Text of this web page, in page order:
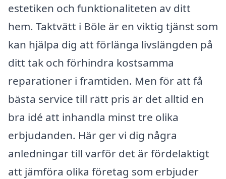
estetiken och funktionaliteten av ditt
hem. Taktvätt i Böle är en viktig tjänst som
kan hjälpa dig att förlänga livslängden på
ditt tak och förhindra kostsamma
reparationer i framtiden. Men för att få
bästa service till rätt pris är det alltid en
bra idé att inhandla minst tre olika
erbjudanden. Här ger vi dig några
anledningar till varför det är fördelaktigt
att jämföra olika företag som erbjuder